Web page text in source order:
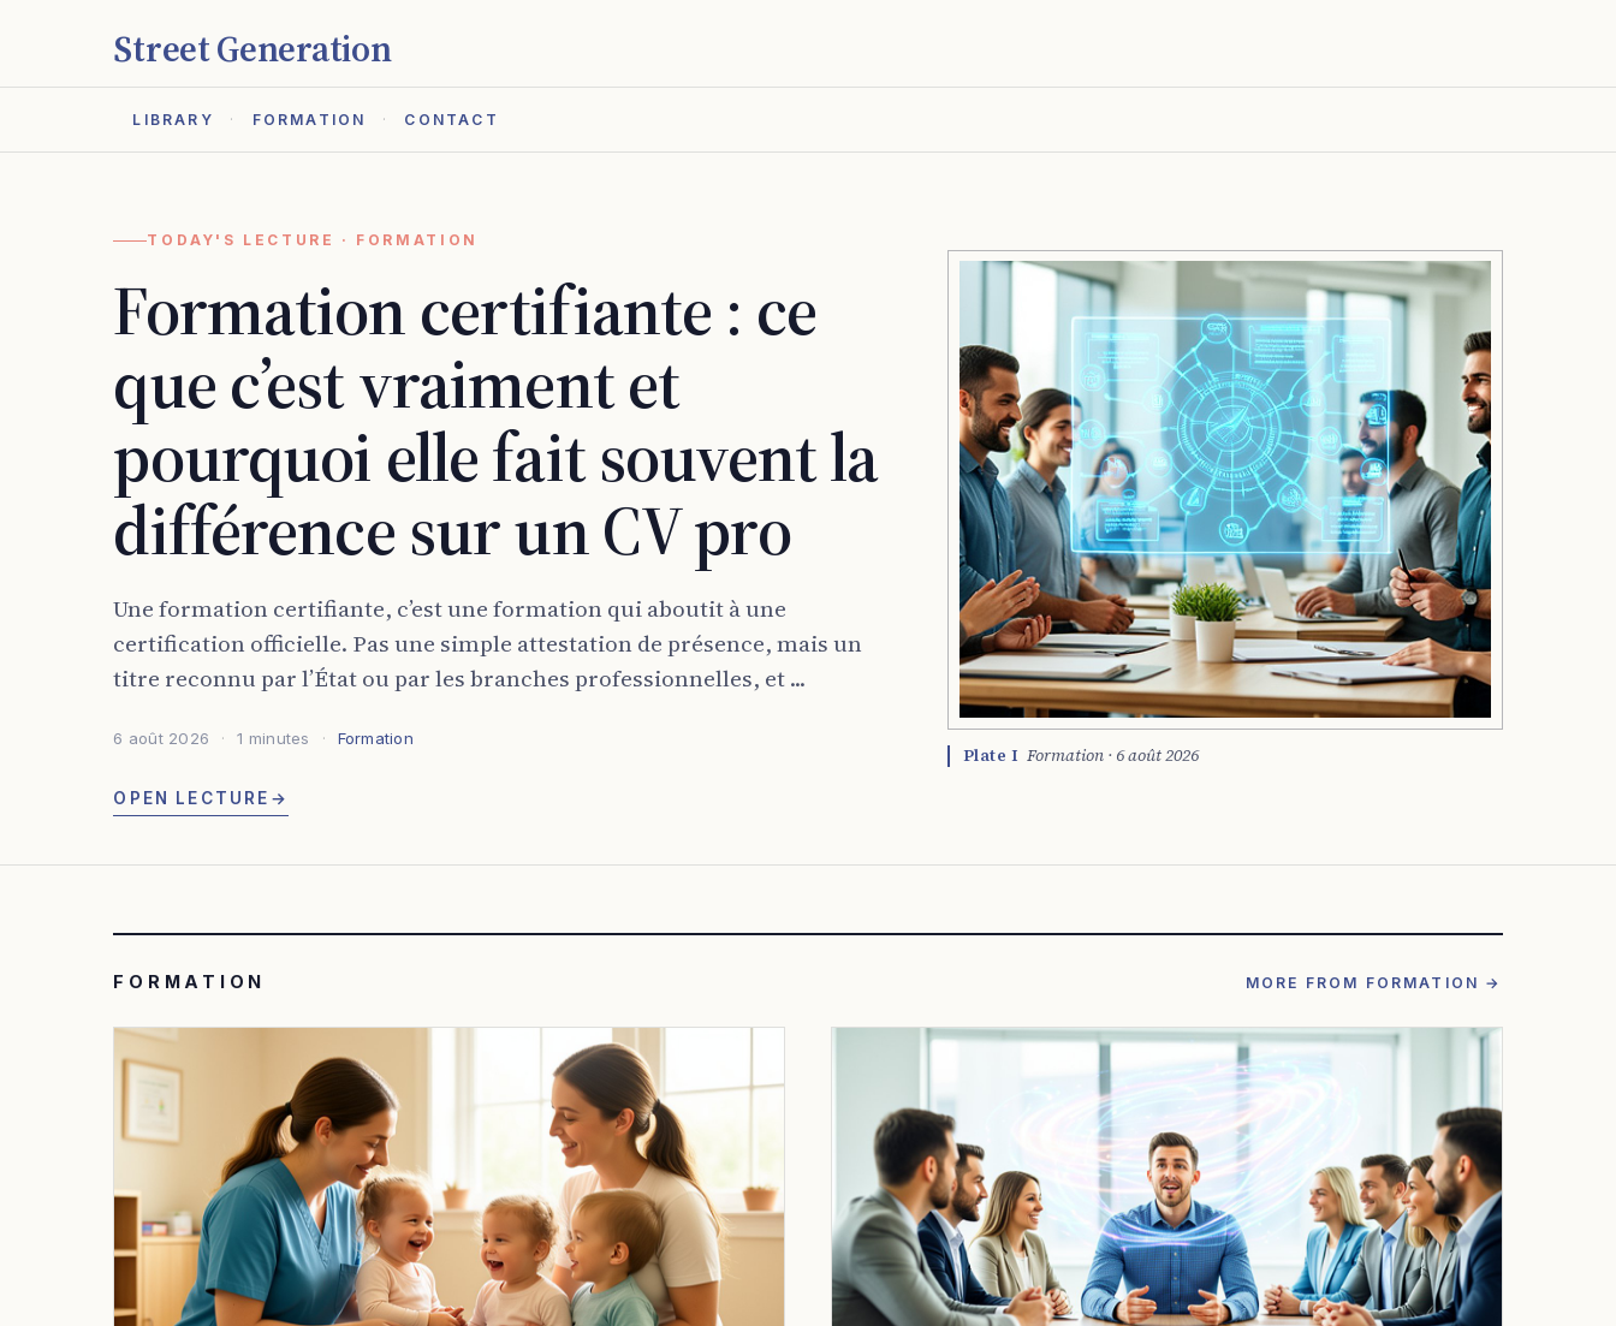
Street Generation
LIBRARY FORMATION CONTACT
TODAY'S LECTURE · FORMATION
Formation certifiante : ce
que c’est vraiment et
pourquoi elle fait souvent la
différence sur un CV pro
Une formation certifiante, c’est une formation qui aboutit à une
certification officielle. Pas une simple attestation de présence, mais un
titre reconnu par l’État ou par les branches professionnelles, et ...
6 août 2026 1 minutes Formation
OPEN LECTURE →
Plate I Formation · 6 août 2026
FORMATION MORE FROM FORMATION →